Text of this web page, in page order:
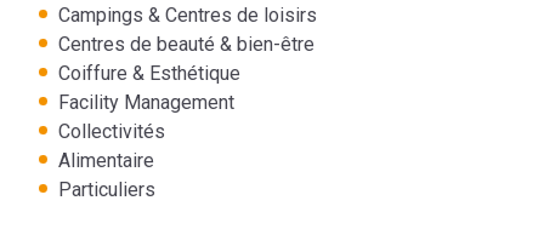
Campings & Centres de loisirs
Centres de beauté & bien-être
Coiffure & Esthétique
Facility Management
Collectivités
Alimentaire
Particuliers